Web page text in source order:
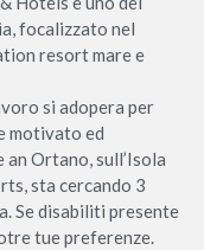
focalizzato nel
resort mare e
si adopera per
motivato ed
Ortano, sull’Isola
sta cercando 3
Se disabiliti presente
tue preferenze.